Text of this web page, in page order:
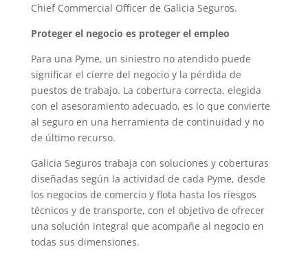
Chief Commercial Officer de Galicia Seguros.
Proteger el negocio es proteger el empleo
Para una Pyme, un siniestro no atendido puede
significar el cierre del negocio y la pérdida de
puestos de trabajo. La cobertura correcta, elegida
con el asesoramiento adecuado, es lo que convierte
al seguro en una herramienta de continuidad y no
de último recurso.
Galicia Seguros trabaja con soluciones y coberturas
diseñadas según la actividad de cada Pyme, desde
los negocios de comercio y flota hasta los riesgos
técnicos y de transporte, con el objetivo de ofrecer
una solución integral que acompañe al negocio en
todas sus dimensiones.